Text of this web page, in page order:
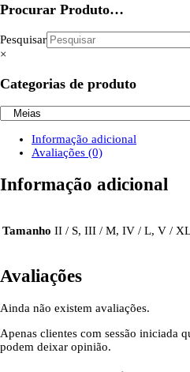
Procurar Produto…
Pesquisar
×
Categorias de produto
Informação adicional
Avaliações (0)
Informação adicional
Tamanho II / S, III / M, IV / L, V /
Avaliações
Ainda não existem avaliações.
Apenas clientes com sessão iniciada
podem deixar opinião.